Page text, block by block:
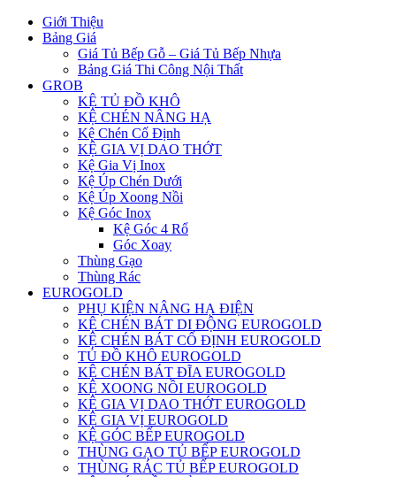
Giới Thiệu
Bảng Giá
Giá Tủ Bếp Gỗ – Giá Tủ Bếp Nhựa
Bảng Giá Thi Công Nội Thất
GROB
KỆ TỦ ĐỒ KHÔ
KỆ CHÉN NÂNG HẠ
Kệ Chén Cố Định
KỆ GIA VỊ DAO THỚT
Kệ Gia Vị Inox
Kệ Úp Chén Dưới
Kệ Úp Xoong Nồi
Kệ Góc Inox
Kệ Góc 4 Rổ
Góc Xoay
Thùng Gạo
Thùng Rác
EUROGOLD
PHỤ KIỆN NÂNG HẠ ĐIỆN
KỆ CHÉN BÁT DI ĐỘNG EUROGOLD
KỆ CHÉN BÁT CỐ ĐỊNH EUROGOLD
TỦ ĐỒ KHÔ EUROGOLD
KỆ CHÉN BÁT ĐĨA EUROGOLD
KỆ XOONG NỒI EUROGOLD
KỆ GIA VỊ DAO THỚT EUROGOLD
KỆ GIA VỊ EUROGOLD
KỆ GÓC BẾP EUROGOLD
THÙNG GẠO TỦ BẾP EUROGOLD
THÙNG RÁC TỦ BẾP EUROGOLD